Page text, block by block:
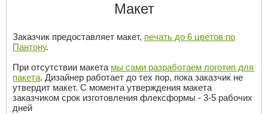
Макет
Заказчик предоставляет макет, печать до 6 цветов по
Пантону.
При отсутствии макета мы сами разработаем логотип для
пакета. Дизайнер работает до тех пор, пока заказчик не
утвердит макет. С момента утверждения макета
заказчиком срок изготовления флексформы - 3-5 рабочих
дней